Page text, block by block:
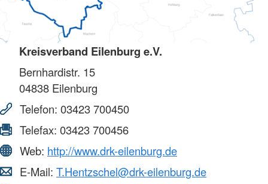
Kreisverband Eilenburg e.V.
Bernhardistr. 15
04838 Eilenburg
Telefon: 03423 700450
Telefax: 03423 700456
Web: http://www.drk-eilenburg.de
E-Mail: T.Hentzschel@drk-eilenburg.de